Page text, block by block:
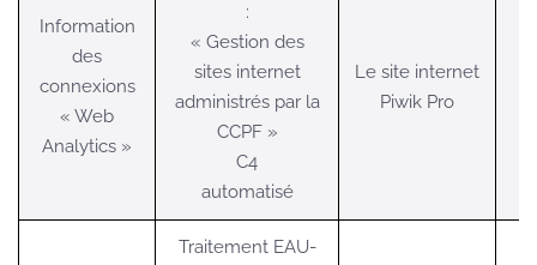
Information
des
connexions
« Web
Analytics »
:
« Gestion des
sites internet
administrés par la
CCPF »
C4
automatisé
Le site internet
Piwik Pro
Traitement EAU-